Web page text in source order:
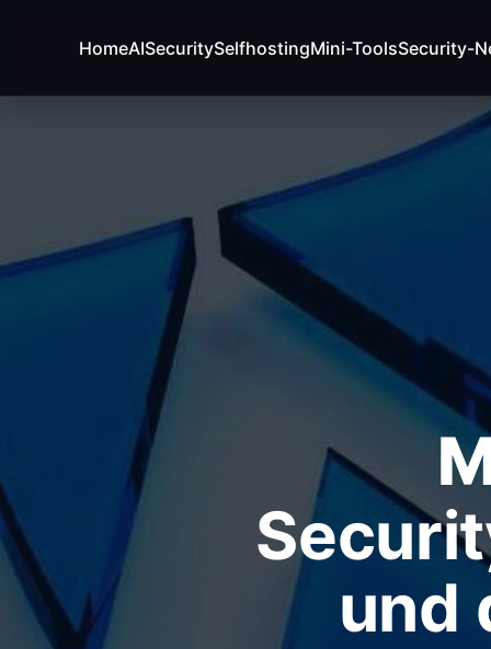
HomeAISecuritySelfhostingMini-ToolsSecurity-
Fehler beim Laden (Ist der API Key korrekt?)
und